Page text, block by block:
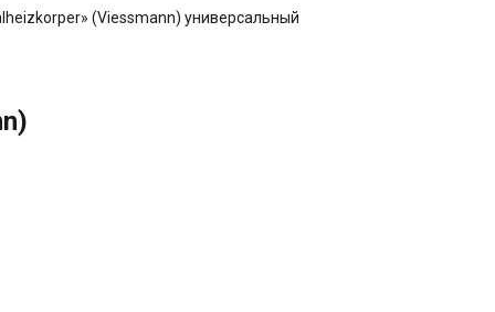
(Viessmann) универсальный